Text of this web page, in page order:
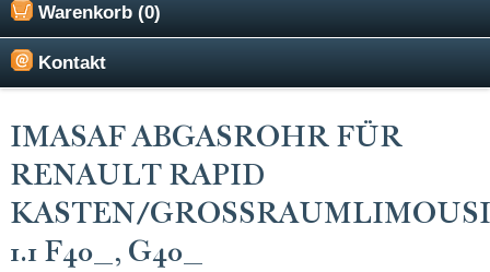
Warenkorb (0)
Kontakt
IMASAF ABGASROHR FÜR
RENAULT RAPID
KASTEN/
.1 F40_, G40_